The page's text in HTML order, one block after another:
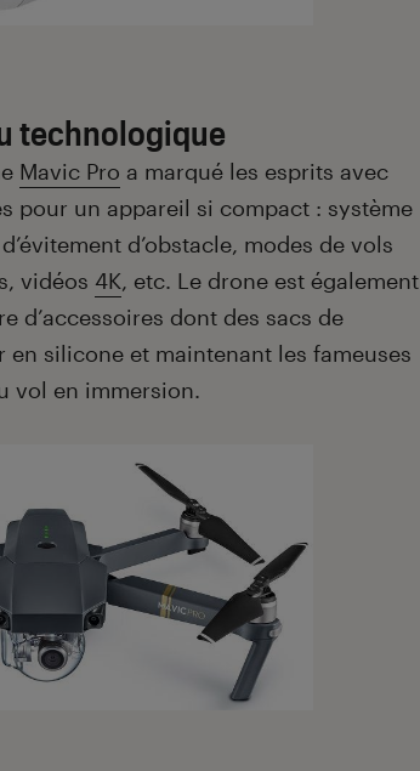
technologique
Mavic Pro a marqué les esprits avec
pour un appareil si compact : système
d’obstacle, modes de vols
vidéos 4K, etc. Le drone est également
d’accessoires dont des sacs de
silicone et maintenant les fameuses
vol en immersion.